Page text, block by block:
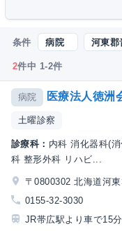
条件 病院 河東
2件中 1-2件
病院 医療法人徳洲
土曜診察
診療科： 内科 消化器科(
科 整形外科 リハビ...
〒0800302 北海道河
0155-32-3030
JR帯広駅より車で15分